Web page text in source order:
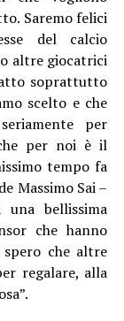
Saremo felici
del calcio
altre giocatrici
soprattutto
scelto e che
per
per noi è il
tempo fa
Massimo Sai –
bellissima
che hanno
che altre
regalare, alla